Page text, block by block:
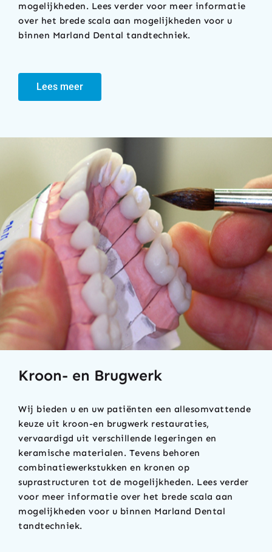
mogelijkheden. Lees verder voor meer informatie
over het brede scala aan mogelijkheden voor u
binnen Marland Dental tandtechniek.
Lees meer
Kroon- en Brugwerk
Wij bieden u en uw patiënten een allesomvattende
keuze uit kroon-en brugwerk restauraties,
vervaardigd uit verschillende legeringen en
keramische materialen. Tevens behoren
combinatiewerkstukken en kronen op
suprastructuren tot de mogelijkheden. Lees verder
voor meer informatie over het brede scala aan
mogelijkheden voor u binnen Marland Dental
tandtechniek.